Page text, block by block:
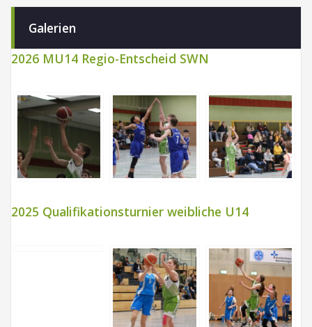
Galerien
2026 MU14 Regio-Entscheid SWN
2025 Qualifikationsturnier weibliche U14